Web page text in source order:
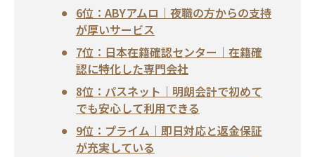
6位：ABYアムロ｜夜職の方からの支持
が厚いサービス
7位：日本在籍確認センター｜在籍確
認に特化した専門会社
8位：パスネット｜明朗会計で初めて
でも安心して利用できる
9位：プライム｜即日対応と返金保証
が充実している